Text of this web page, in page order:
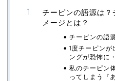
チーピンの語源は
メージとは？
チーピンの語
1度チーピン
ングが恐怖に
私のチーピン
ってしまう『